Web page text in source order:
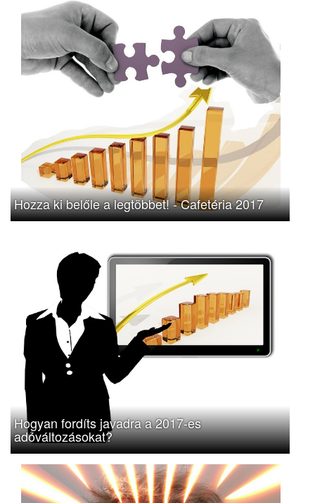
Hozza ki belőle a legtöbbet! - Cafetéria 2017
Hogyan fordíts javadra a 2017-es
adóváltozásokat?